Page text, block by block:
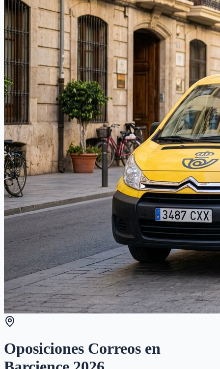
Oposiciones Correos en